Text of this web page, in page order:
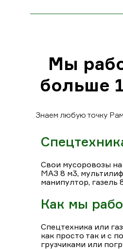
Мы
больше
Знаем любую точку
Свои мусоровозы
МАЗ 8 м3,
манипултор, газель
Как мы
Спецтехника или
как просто так и с
грузчиками или